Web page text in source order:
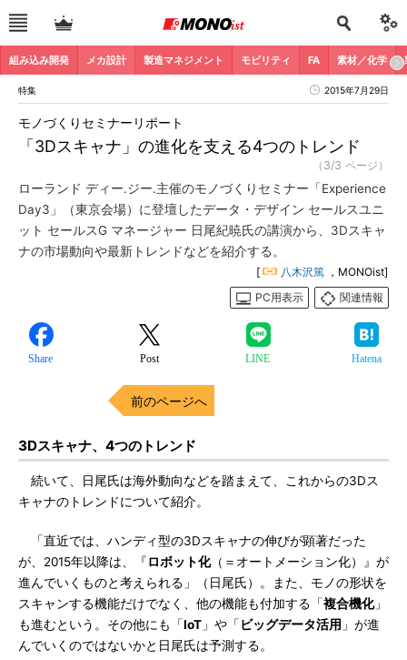
組み込み開発 メカ設計 製造マネジメント モビリティ FA 素材／化学
特集 2015年7月29日
「3Dスキャナ」の進化を支える4つのトレンド
モノづくりセミナーリポート
（3/3 ページ）
ローランド ディー.ジー.主催のモノづくりセミナー「Experience
Day3」（東京会場）に登壇したデータ・デザイン セールスユニ
ット セールスG マネージャー 日尾紀暁氏の講演から、3Dスキャ
ナの市場動向や最新トレンドなどを紹介する。
[ 八木沢篤 ，MONOist]
PC用表示
関連情報
Share Post LINE Hatena
前のページへ
3Dスキャナ、4つのトレンド
続いて、日尾氏は海外動向などを踏まえて、これからの3Dス
キャナのトレンドについて紹介。
「直近では、ハンディ型の3Dスキャナの伸びが顕著だった
が、2015年以降は、『ロボット化（＝オートメーション化）』が
進んでいくものと考えられる」（日尾氏）。また、モノの形状を
スキャンする機能だけでなく、他の機能も付加する「複合機化」
も進むという。その他にも「IoT 」や「 ビッグデータ活用 」が進
んでいくのではないかと日尾氏は予測する。